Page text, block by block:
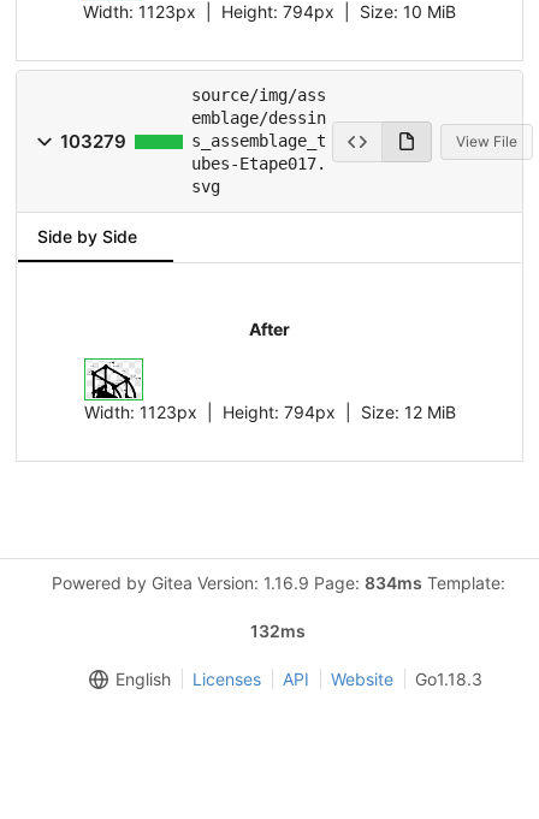
Width: 1123px | Height: 794px Size: 10 MiB
103279
source/img/ass
emblage/dessin
s_assemblage_t
ubes-Etape017.
svg
View File
Side by Side
After
Width: 1123px | Height: 794px Size: 12 MiB
Powered by Gitea Version: 1.16.9 Page: 834ms Template:
132ms
English Licenses API Website Go1.18.3